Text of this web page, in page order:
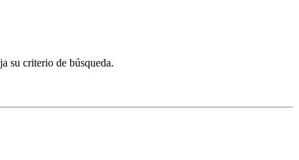
su criterio de búsqueda.